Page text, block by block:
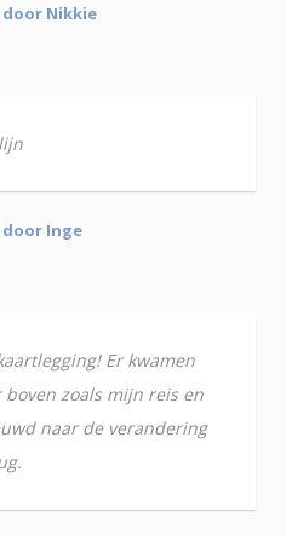
door Nikkie
door Inge
Er kwamen
zoals mijn reis en
naar de verandering